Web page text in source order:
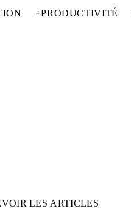
+PRODUCTIVITÉ
LES ARTICLES